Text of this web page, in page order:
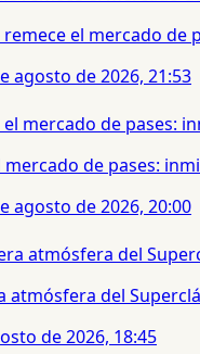
el mercado de
agosto de 2026, 21:53
mercado de pases:
agosto de 2026, 20:00
atmósfera del
de 2026, 18:45